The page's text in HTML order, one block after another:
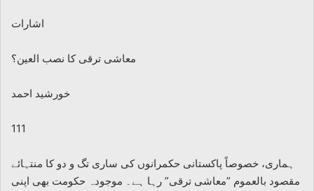
اشارات
معاشی ترقی کا نصب العین؟
خورشید احمد
111
ہماری، خصوصاً پاکستانی حکمرانوں کی ساری تگ و دو کا منتہائے
مقصود بالعموم ”معاشی ترقی” رہا ہے۔ موجودہ حکومت بھی اپنی